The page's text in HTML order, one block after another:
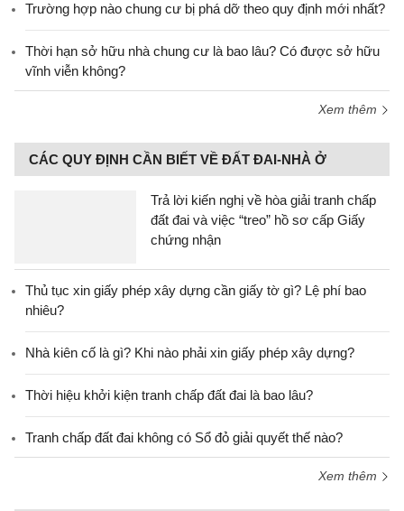
Trường hợp nào chung cư bị phá dỡ theo quy định mới nhất?
Thời hạn sở hữu nhà chung cư là bao lâu? Có được sở hữu
vĩnh viễn không?
Xem thêm
CÁC QUY ĐỊNH CẦN BIẾT VỀ ĐẤT ĐAI-NHÀ Ở
Trả lời kiến nghị về hòa giải tranh chấp
đất đai và việc “treo” hồ sơ cấp Giấy
chứng nhận
Thủ tục xin giấy phép xây dựng cần giấy tờ gì? Lệ phí bao
nhiêu?
Nhà kiên cố là gì? Khi nào phải xin giấy phép xây dựng?
Thời hiệu khởi kiện tranh chấp đất đai là bao lâu?
Tranh chấp đất đai không có Sổ đỏ giải quyết thế nào?
Xem thêm